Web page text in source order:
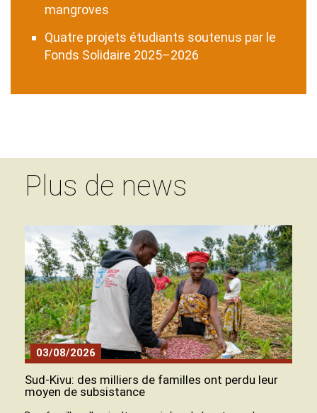
mangroves
Quatre projets étudiants soutenus par le
Fonds Solidaire 2025–2026
Plus de news
03/08/2026
Sud-Kivu: des milliers de familles ont perdu leur
moyen de subsistance